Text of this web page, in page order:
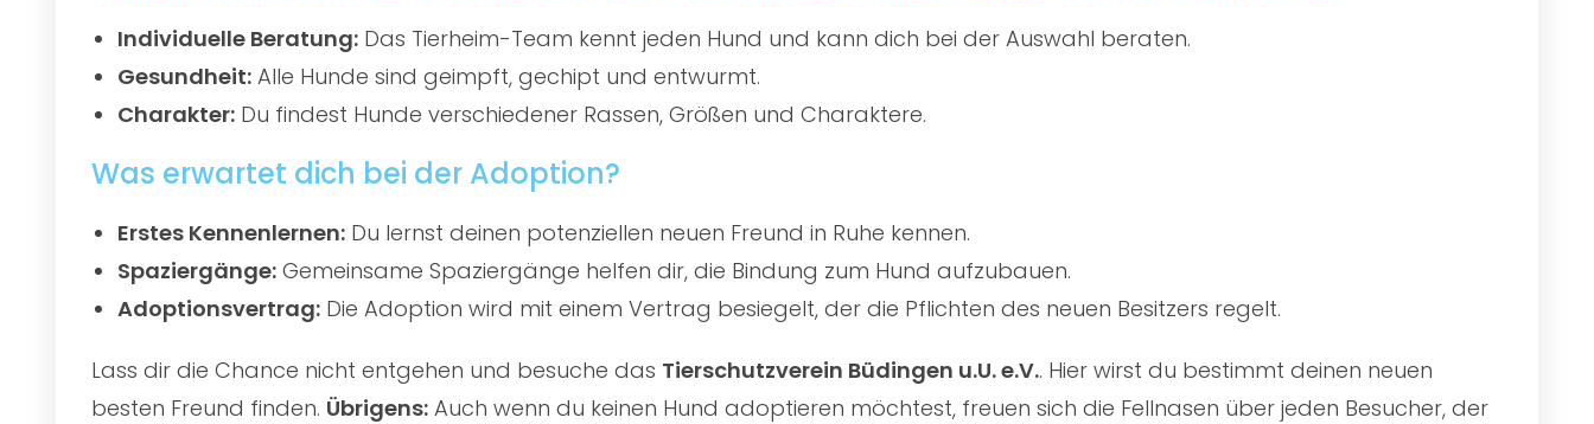
Individuelle Beratung: Das Tierheim-Team kennt jeden Hund und kann dich bei der Auswahl beraten.
Gesundheit: Alle Hunde sind geimpft, gechipt und entwurmt.
Charakter: Du findest Hunde verschiedener Rassen, Größen und Charaktere.
Was erwartet dich bei der Adoption?
Erstes Kennenlernen: Du lernst deinen potenziellen neuen Freund in Ruhe kennen.
Spaziergänge: Gemeinsame Spaziergänge helfen dir, die Bindung zum Hund aufzubauen.
Adoptionsvertrag: Die Adoption wird mit einem Vertrag besiegelt, der die Pflichten des neuen Besitzers regelt.
Lass dir die Chance nicht entgehen und besuche das Tierschutzverein Büdingen u.U. e.V.. Hier wirst du bestimmt deinen neuen
besten Freund finden. Übrigens: Auch wenn du keinen Hund adoptieren möchtest, freuen sich die Fellnasen über jeden Besucher, der